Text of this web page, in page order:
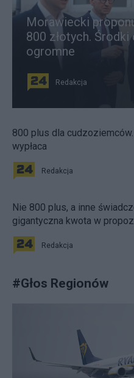
Morawiecki
800 złotych. Środki
ogromne
Redakcja
800 plus dla
wypłaca
Redakcja
Nie 800 plus, a inne
gigantyczna kwota w
Redakcja
#Głos Regionów